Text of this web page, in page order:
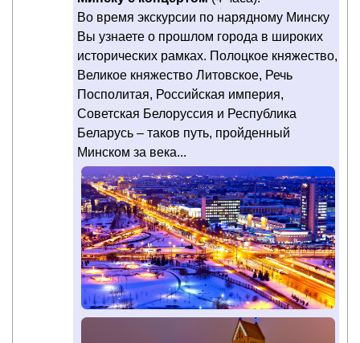
Во время экскурсии по нарядному Минску
Вы узнаете о прошлом города в широких
исторических рамках. Полоцкое княжество,
Великое княжество Литовское, Речь
Посполитая, Российская империя,
Советская Белоруссия и Республика
Беларусь – таков путь, пройденный
Минском за века...